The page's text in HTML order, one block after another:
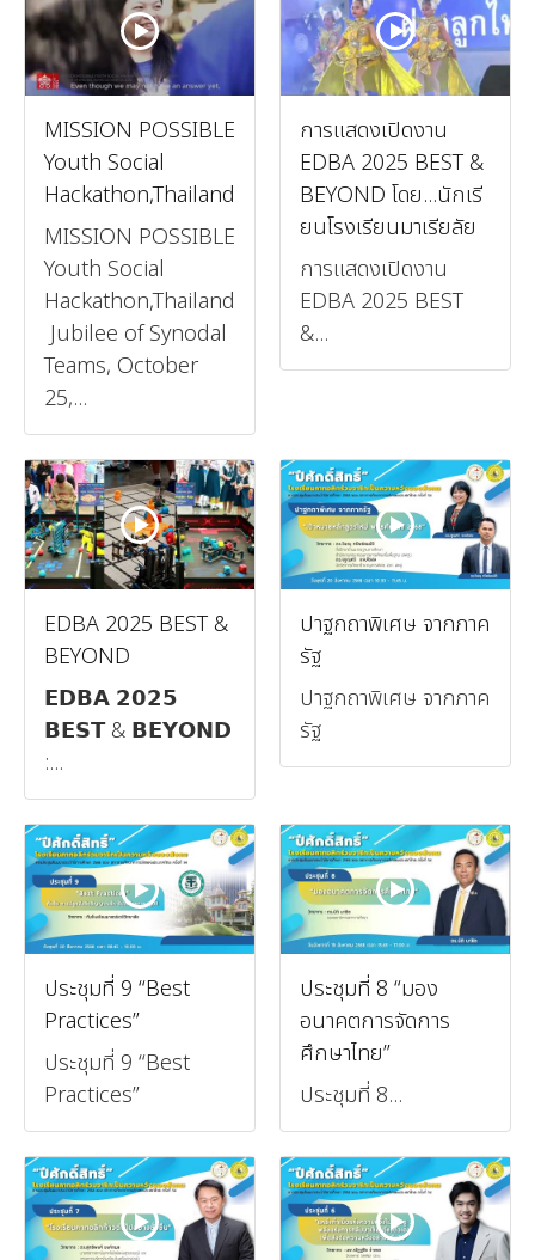
MISSION POSSIBLE
Youth Social
Hackathon,Thailand
MISSION POSSIBLE
Youth Social
Hackathon,Thailand
Jubilee of Synodal
Teams, October
25,...
การแสดงเปิดงาน
EDBA 2025 BEST &
BEYOND โดย...นักเรี
ยนโรงเรียนมาเรียลัย
การแสดงเปิดงาน
EDBA 2025 BEST
&...
EDBA 2025 BEST &
BEYOND
𝗘𝗗𝗕𝗔 𝟮𝟬𝟮𝟱
𝗕𝗘𝗦𝗧 & 𝗕𝗘𝗬𝗢𝗡𝗗
:...
ปาฐกถาพิเศษ จากภาค
รัฐ
ปาฐกถาพิเศษ จากภาค
รัฐ
ประชุมที่ 9 “Best
Practices”
ประชุมที่ 9 “Best
Practices”
ประชุมที่ 8 “มอง
อนาคตการจัดการ
ศึกษาไทย”
ประชุมที่ 8...